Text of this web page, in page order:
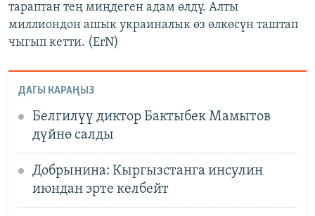
тараптан тең миңдеген адам өлдү. Алты
миллиондон ашык украиналык өз өлкөсүн таштап
чыгып кетти. (ErN)
ДАГЫ КАРАҢЫЗ
Белгилүү диктор Бактыбек Мамытов
дүйнө салды
Добрынина: Кыргызстанга инсулин
июндан эрте келбейт